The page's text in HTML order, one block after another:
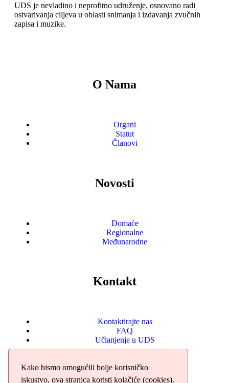
Kako bismo omogućili bolje korisničko
iskustvo, ova stranica koristi kolačiće (cookies).
UDS je nevladino i neprofitno udruženje, osnovano radi
ostvarivanja ciljeva u oblasti snimanja i izdavanja zvučnih
zapisa i muzike.
O Nama
Organi
Statut
Članovi
Novosti
Domaće
Regionalne
Međunarodne
Kontakt
Kontaktirajte nas
FAQ
Učlanjenje u UDS